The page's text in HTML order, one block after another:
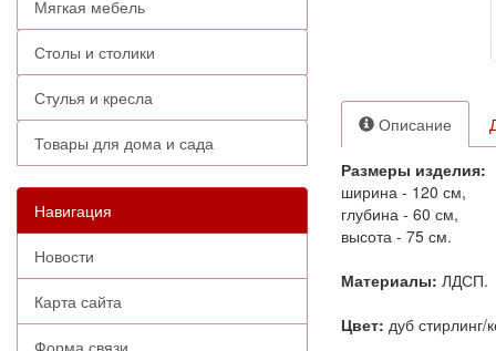
Мягкая мебель
Столы и столики
Стулья и кресла
Товары для дома и сада
Навигация
Новости
Карта сайта
Форма связи
Описание
Размеры изделия:
ширина - 120 см,
глубина - 60 см,
высота - 75 см.
Материалы: ЛДСП.
Цвет: дуб